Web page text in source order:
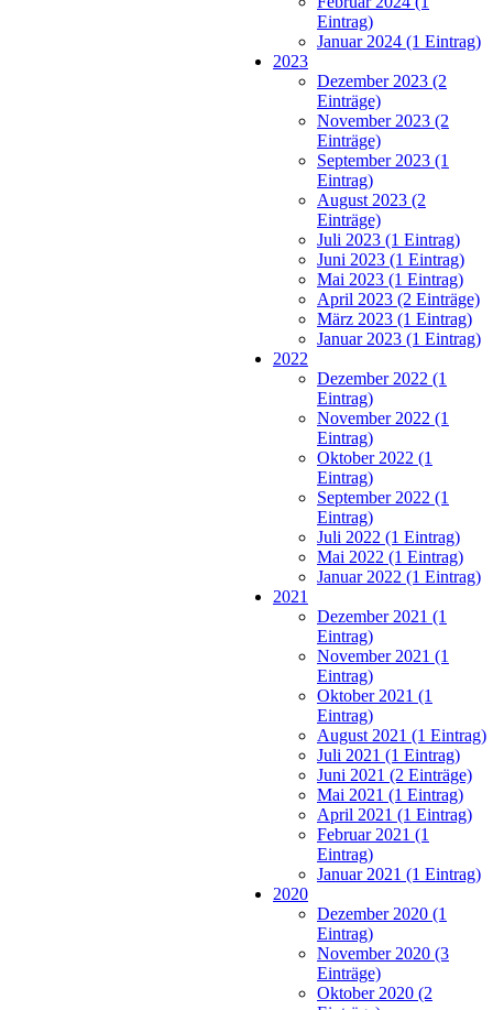
Eintrag)
Januar 2024 (1 Eintrag)
2023
Dezember 2023 (2
Einträge)
November 2023 (2
Einträge)
September 2023 (1
Eintrag)
August 2023 (2
Einträge)
Juli 2023 (1 Eintrag)
Juni 2023 (1 Eintrag)
Mai 2023 (1 Eintrag)
April 2023 (2 Einträge)
März 2023 (1 Eintrag)
Januar 2023 (1 Eintrag)
2022
Dezember 2022 (1
Eintrag)
November 2022 (1
Eintrag)
Oktober 2022 (1
Eintrag)
September 2022 (1
Eintrag)
Juli 2022 (1 Eintrag)
Mai 2022 (1 Eintrag)
Januar 2022 (1 Eintrag)
2021
Dezember 2021 (1
Eintrag)
November 2021 (1
Eintrag)
Oktober 2021 (1
Eintrag)
August 2021 (1 Eintrag)
Juli 2021 (1 Eintrag)
Juni 2021 (2 Einträge)
Mai 2021 (1 Eintrag)
April 2021 (1 Eintrag)
Februar 2021 (1
Eintrag)
Januar 2021 (1 Eintrag)
2020
Dezember 2020 (1
Eintrag)
November 2020 (3
Einträge)
Oktober 2020 (2